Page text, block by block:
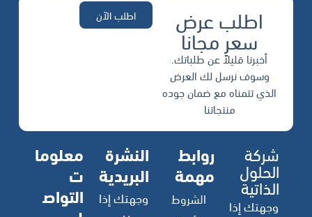
اطلب عرض
سعر مجانا
أخبرنا قليلاً عن طلباتك.
وسوف نرسل لك العرض
الذي تتمناه مع ضمان جوده
منتجاتنا
اطلب الآن
شركة
الحلول
الذاتية
وجهتك إذا
روابط
مهمة
الشروط
النشرة
البريدية
وجهتك إذا
معلوما
ت
التواص